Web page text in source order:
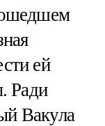
ей
Ради
Вакула